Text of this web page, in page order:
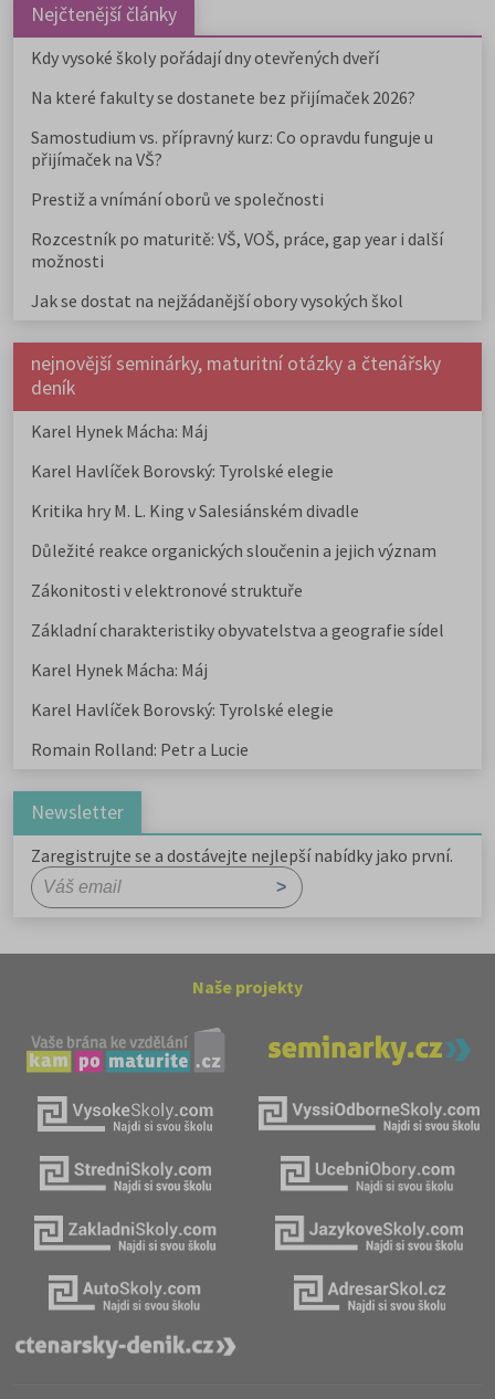
Nejčtenější články
Kdy vysoké školy pořádají dny otevřených dveří
Na které fakulty se dostanete bez přijímaček 2026?
Samostudium vs. přípravný kurz: Co opravdu funguje u
přijímaček na VŠ?
Prestiž a vnímání oborů ve společnosti
Rozcestník po maturitě: VŠ, VOŠ, práce, gap year i další
možnosti
Jak se dostat na nejžádanější obory vysokých škol
nejnovější seminárky, maturitní otázky a čtenářsky
deník
Karel Hynek Mácha: Máj
Karel Havlíček Borovský: Tyrolské elegie
Kritika hry M. L. King v Salesiánském divadle
Důležité reakce organických sloučenin a jejich význam
Zákonitosti v elektronové struktuře
Základní charakteristiky obyvatelstva a geografie sídel
Karel Hynek Mácha: Máj
Karel Havlíček Borovský: Tyrolské elegie
Romain Rolland: Petr a Lucie
Newsletter
Zaregistrujte se a dostávejte nejlepší nabídky jako první.
Naše projekty